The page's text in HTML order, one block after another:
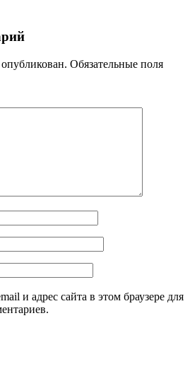
Обязательные поля
и адрес сайта в этом браузере для